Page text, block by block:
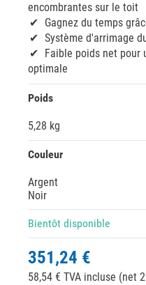
encombrantes sur le toit
Gagnez du temps
Système d'arrimage
Faible poids net pour
optimale
Poids
5,28 kg
Couleur
Argent
Noir
Bientôt disponible
351,24 €
58,54 € TVA incluse (net